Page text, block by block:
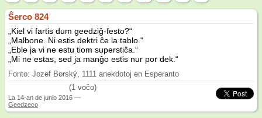
Ŝerco 824
„Kiel vi fartis dum geedziĝ-festo?“
„Malbone. Ni estis dektri ĉe la tablo.“
„Eble ja vi ne estu tiom superstiĉa.“
„Mi ne estas, sed ja manĝo estis nur por dek.“
Fonto: Jozef Borský, 1111 anekdotoj en Esperanto
/5
(1 voĉo)
La 14-an de junio 2016 —
Geedzeco